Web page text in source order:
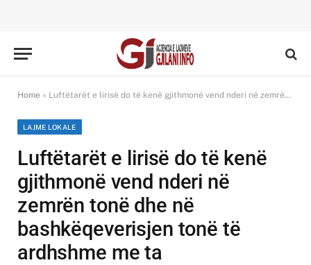
Home » Luftëtarët e lirisë do të kenë gjithmonë vend nderi në zemrën tonë dhe në bashkëqeverisjen tonë të ardhshme me ta
LAJME LOKALE
Luftëtarët e lirisë do të kenë
gjithmonë vend nderi në
zemrën tonë dhe në
bashkëqeverisjen tonë të
ardhshme me ta